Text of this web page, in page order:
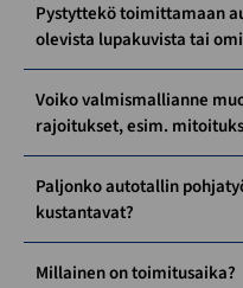
Pystyttekö toimittamaan
olevista lupakuvista tai
Voiko valmismallianne
rajoitukset, esim.
Paljonko autotallin
kustantavat?
Millainen on toimitusaika?